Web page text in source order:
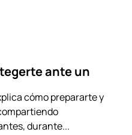
ante un
cómo prepararte y
durante...